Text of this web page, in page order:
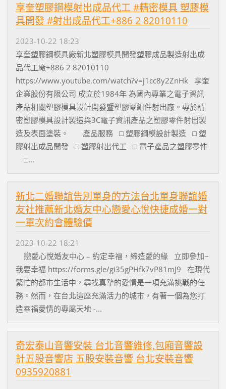
享奎塑膠鋼模射出成品代工 #精密模具 塑膠模
具開發 #射出成品代工+886 2 82010110
2023-10-22 18:23
享奎塑膠鋼模具廠新北塑膠模具開發塑膠成品製造射出成
品代工廠+886 2 82010110
https://www.youtube.com/watch?v=j1cc8y2ZnHk 享奎
企業股份有限公司 成立於1984年 為國內專業之電子資訊
產品相關塑膠模具設計開發暨塑膠零組件射出廠。專於精
密塑膠模具設計製造與3C電子資訊產品之塑膠零件射出製
造及表面塗裝。 產品服務 □ 塑膠鋼模設計製造 □ 塑
膠射出成品開發 □ 塑膠射出代工 □ 電子產品之塑膠零件
□...
新北二婚聯誼告別單身的方法台北單身聯誼婚
友社推薦新北婚友中心戀愛心悅快捷成婚一對
一單次約會體驗價
2023-10-22 18:21
戀愛心悅婚友中心 – 約定幸福，締造愛的緣 立即參加~
我要幸福 https://forms.gle/gi35gPHfk7vP81mJ9 在現代
繁忙的都市生活中，尋找真摯的愛情是一項充滿挑戰的任
務。然而，在台北這座充滿活力的城市，有著一個為您打
造幸福愛情的專屬天地 -...
奇宏泰山音響安裝 台北音響維修,包廂音響設
計五股音響店 五股安裝音響 台北安裝音響
0935920881